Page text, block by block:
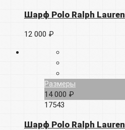
Шарф Polo Ralph Lauren
12 000 ₽
Размеры
14 000 ₽
17543
Шарф Polo Ralph Lauren